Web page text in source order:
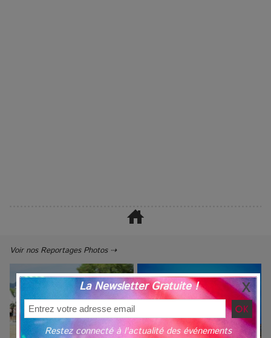
Voir nos Reportages Photos ⇢
La Newsletter Gratuite !
Restez connecté à l'actualité des événements